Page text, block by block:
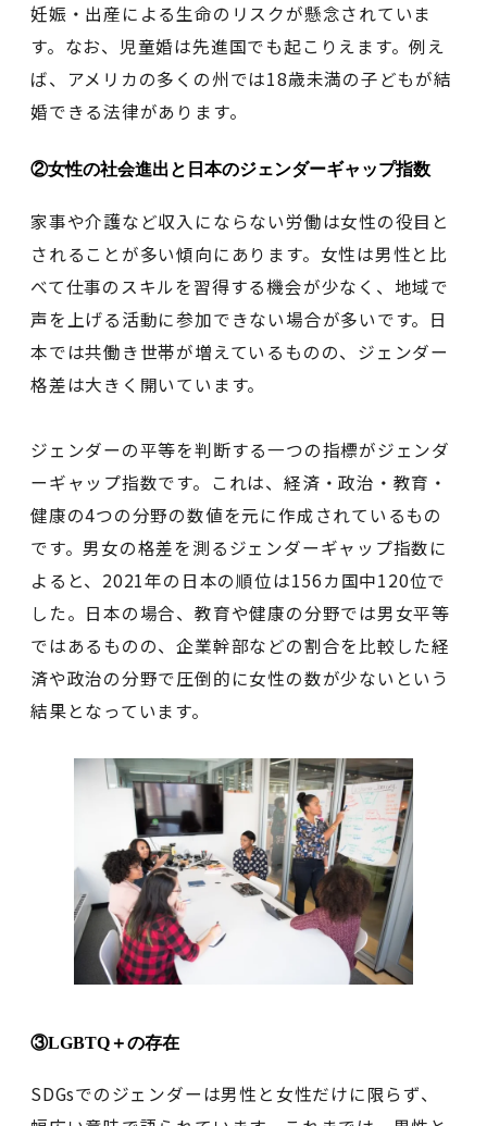
妊娠・出産による生命のリスクが懸念されていま
す。なお、児童婚は先進国でも起こりえます。例え
ば、アメリカの多くの州では18歳未満の子どもが結
婚できる法律があります。
②女性の社会進出と日本のジェンダーギャップ指数
家事や介護など収入にならない労働は女性の役目と
されることが多い傾向にあります。女性は男性と比
べて仕事のスキルを習得する機会が少なく、地域で
声を上げる活動に参加できない場合が多いです。日
本では共働き世帯が増えているものの、ジェンダー
格差は大きく開いています。
ジェンダーの平等を判断する一つの指標がジェンダ
ーギャップ指数です。これは、経済・政治・教育・
健康の4つの分野の数値を元に作成されているもの
です。男女の格差を測るジェンダーギャップ指数に
よると、2021年の日本の順位は156カ国中120位で
した。日本の場合、教育や健康の分野では男女平等
ではあるものの、企業幹部などの割合を比較した経
済や政治の分野で圧倒的に女性の数が少ないという
結果となっています。
③LGBTQ＋の存在
SDGsでのジェンダーは男性と女性だけに限らず、